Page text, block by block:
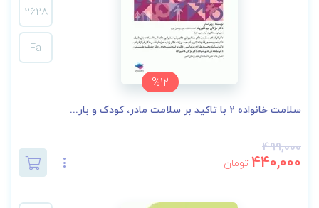
%12
2628
Fa
سلامت خانواده 2 با تاکید بر سلامت مادر، کودک و بار...
499,000
440,000 تومان